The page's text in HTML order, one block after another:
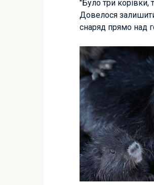
"Було три корівки,
Довелося
снаряд прямо над